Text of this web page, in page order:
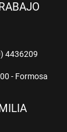
4436209
- Formosa